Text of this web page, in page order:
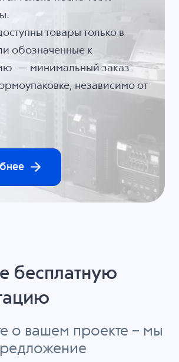
товары только в
обозначенные к
— минимальный заказ
независимо от
бесплатную
о вашем проекте – мы